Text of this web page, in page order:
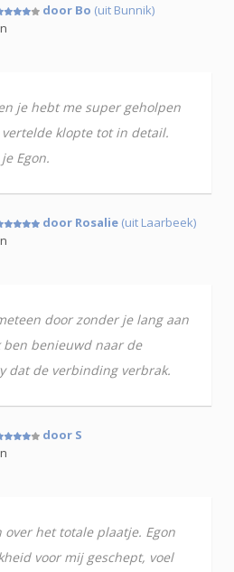
door Bo (uit Bunnik)
je hebt me super geholpen
klopte tot in detail.
Egon.
door Rosalie (uit Laarbeek)
door zonder je lang aan
benieuwd naar de
dat de verbinding verbrak.
door S
het totale plaatje. Egon
voor mij geschept, voel